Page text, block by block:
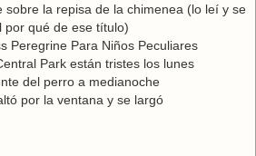
sobre la repisa de la chimenea (lo leí y se
por qué de ese título)
Peregrine Para Niños Peculiares
Park están tristes los lunes
del perro a medianoche
por la ventana y se largó